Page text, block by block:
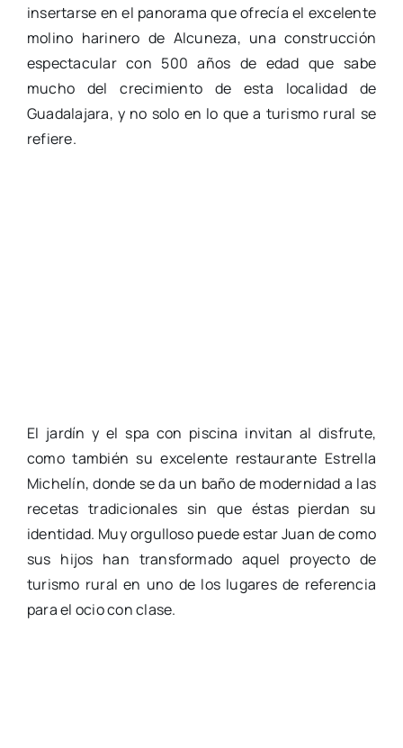
insertarse en el panorama que ofrecía el excelente
molino harinero de Alcuneza, una construcción
espectacular con 500 años de edad que sabe
mucho del crecimiento de esta localidad de
Guadalajara, y no solo en lo que a turismo rural se
refiere.
El jardín y el spa con piscina invitan al disfrute,
como también su excelente restaurante Estrella
Michelín, donde se da un baño de modernidad a las
recetas tradicionales sin que éstas pierdan su
identidad. Muy orgulloso puede estar Juan de como
sus hijos han transformado aquel proyecto de
turismo rural en uno de los lugares de referencia
para el ocio con clase.